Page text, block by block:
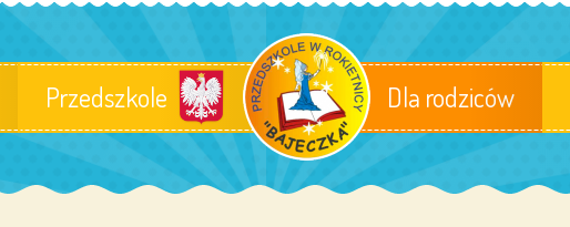
Przedszkole Dla rodziców